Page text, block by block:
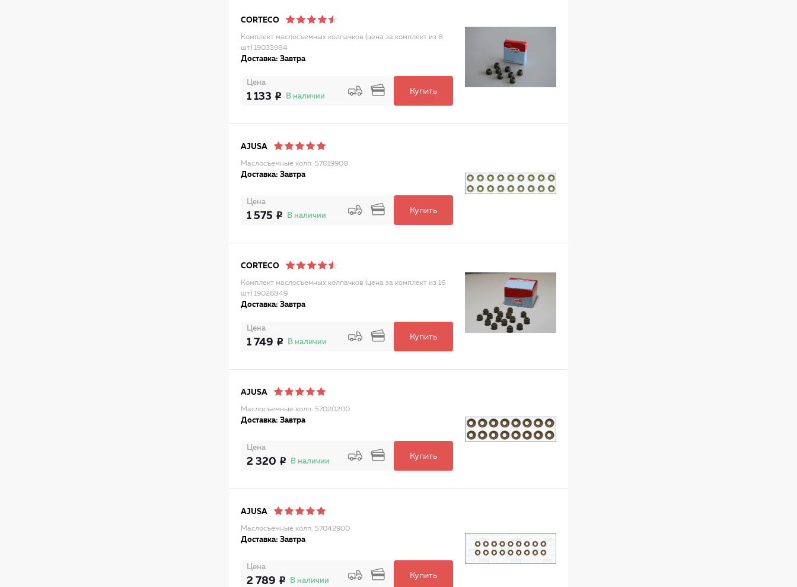
CORTECO
Комплект маслосъемных колпачков (цена за комплект из 8
шт) 19033984
Доставка: Завтра
Цена
1 133 В наличии
Купить
AJUSA
Маслосъемные колп. 57019900
Доставка: Завтра
Цена
1 575 В наличии
Купить
CORTECO
Комплект маслосъемных колпачков (цена за комплект из 16
шт) 19026849
Доставка: Завтра
Цена
1 749 В наличии
Купить
AJUSA
Маслосъемные колп. 57020200
Доставка: Завтра
Цена
2 320 В наличии
Купить
AJUSA
Маслосъемные колп. 57042900
Доставка: Завтра
Цена
2 789 В наличии
Купить